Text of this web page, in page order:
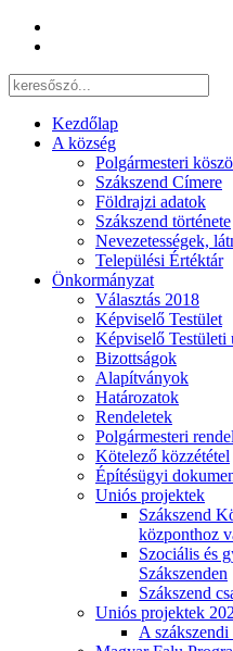
Kezdőlap
A község
Polgármesteri
Szákszend Címere
Földrajzi adatok
Szákszend története
Nevezetességek,
Települési Értéktár
Önkormányzat
Választás 2018
Képviselő Testület
Képviselő Testületi
Bizottságok
Alapítványok
Határozatok
Rendeletek
Polgármesteri
Kötelező közzététel
Építésügyi
Uniós projektek
Szákszend
központhoz
Szociális és
Szákszenden
Szákszend
Uniós projektek
A